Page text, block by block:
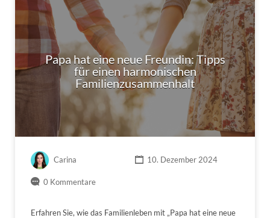
Papa hat eine neue Freundin: Tipps
für einen harmonischen
Familienzusammenhalt
Carina 10. Dezember 2024
0 Kommentare
Erfahren Sie, wie das Familienleben mit „Papa hat eine neue